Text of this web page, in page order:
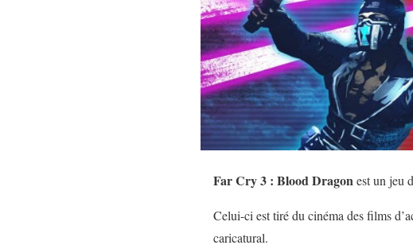
Far Cry 3 : Blood Dragon est un jeu
Celui-ci est tiré du cinéma des films
caricatural.